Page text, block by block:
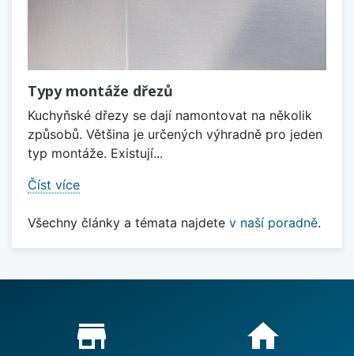
Typy montáže dřezů
Kuchyňské dřezy se dají namontovat na několik
způsobů. Většina je určených výhradně pro jeden
typ montáže. Existují...
Číst více
Všechny články a témata najdete v naší poradně.
Proč nakupovat u nás?
store_mall_directory home